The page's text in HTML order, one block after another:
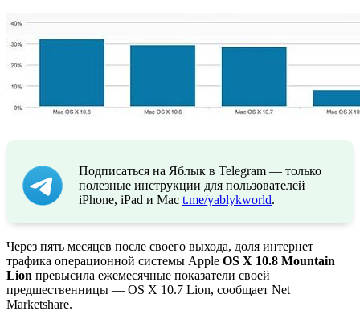
Подписаться на Яблык в Telegram — только
полезные инструкции для пользователей
iPhone, iPad и Mac t.me/yablykworld.
Через пять месяцев после своего выхода, доля интернет
трафика операционной системы Apple OS X 10.8 Mountain
Lion превысила ежемесячные показатели своей
предшественницы — OS X 10.7 Lion, сообщает Net
Marketshare.